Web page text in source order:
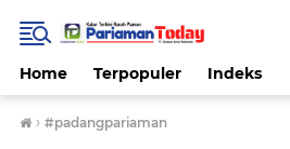
Home Terpopuler Indeks
› #padangpariaman